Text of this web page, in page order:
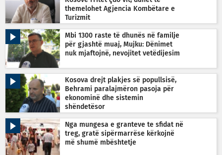
themelohet Agjencia Kombëtare e
Turizmit
Mbi 1300 raste të dhunës në familje
për gjashtë muaj, Mujku: Dënimet
nuk mjaftojnë, nevojitet vetëdijesim
Kosova drejt plakjes së popullsisë,
Behrami paralajmëron pasoja për
ekonominë dhe sistemin
shëndetësor
Nga mungesa e granteve te sfidat në
treg, gratë sipërmarrëse kërkojnë
më shumë mbështetje